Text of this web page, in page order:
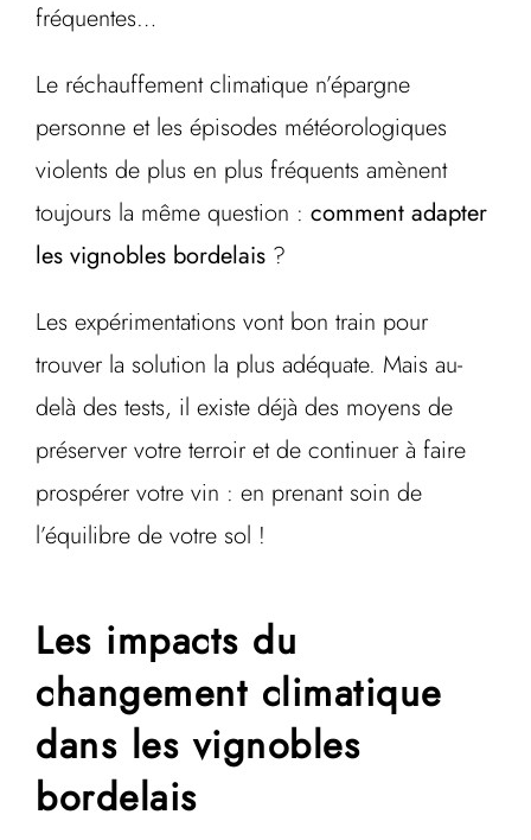
fréquentes…
Le réchauffement climatique n’épargne
personne et les épisodes météorologiques
violents de plus en plus fréquents amènent
toujours la même question : comment adapter
les vignobles bordelais ?
Les expérimentations vont bon train pour
trouver la solution la plus adéquate. Mais au-
delà des tests, il existe déjà des moyens de
préserver votre terroir et de continuer à faire
prospérer votre vin : en prenant soin de
l’équilibre de votre sol !
Les impacts du
changement climatique
dans les vignobles
bordelais